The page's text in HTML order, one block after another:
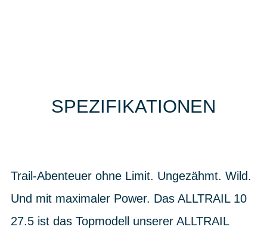
SPEZIFIKATIONEN
Trail-Abenteuer ohne Limit. Ungezähmt. Wild.
Und mit maximaler Power. Das ALLTRAIL 10
27.5 ist das Topmodell unserer ALLTRAIL